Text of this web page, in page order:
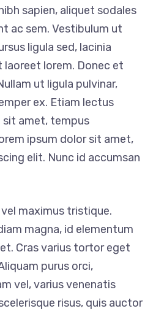
sapien, aliquet sodales
ac sem. Vestibulum ut
ligula sed, lacinia
laoreet lorem. Donec et
ut ligula pulvinar,
ex. Etiam lectus
sit amet, tempus
ipsum dolor sit amet,
elit. Nunc id accumsan
maximus tristique.
magna, id elementum
Cras varius tortor eget
purus orci,
vel, varius venenatis
risus, quis auctor